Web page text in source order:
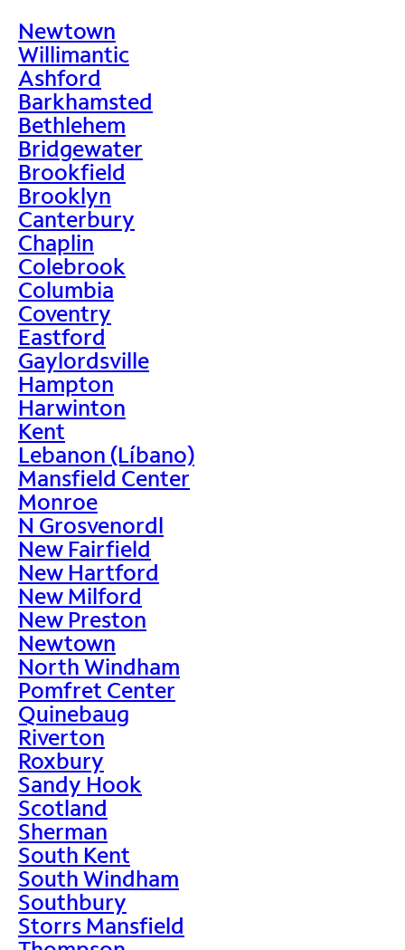
Newtown
Willimantic
Ashford
Barkhamsted
Bethlehem
Bridgewater
Brookfield
Brooklyn
Canterbury
Chaplin
Colebrook
Columbia
Coventry
Eastford
Gaylordsville
Hampton
Harwinton
Kent
Lebanon (Líbano)
Mansfield Center
Monroe
N Grosvenordl
New Fairfield
New Hartford
New Milford
New Preston
Newtown
North Windham
Pomfret Center
Quinebaug
Riverton
Roxbury
Sandy Hook
Scotland
Sherman
South Kent
South Windham
Southbury
Storrs Mansfield